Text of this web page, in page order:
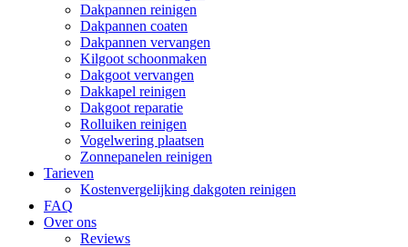
Dakpannen reinigen
Dakpannen coaten
Dakpannen vervangen
Kilgoot schoonmaken
Dakgoot vervangen
Dakkapel reinigen
Dakgoot reparatie
Rolluiken reinigen
Vogelwering plaatsen
Zonnepanelen reinigen
Tarieven
Kostenvergelijking dakgoten reinigen
FAQ
Over ons
Reviews